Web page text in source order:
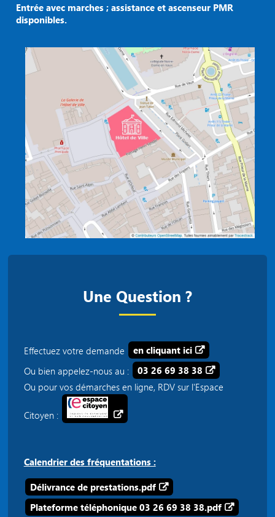
Entrée avec marches ; assistance et ascenseur PMR
disponibles.
Une Question ?
Effectuez votre demande
en cliquant ici
Ou bien appelez-nous au :
03 26 69 38 38
Ou pour vos démarches en ligne, RDV sur l'Espace
Citoyen :
Calendrier des fréquentations :
Délivrance de prestations.pdf
Plateforme téléphonique 03 26 69 38 38.pdf